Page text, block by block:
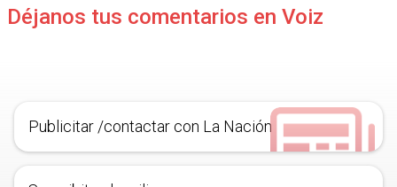
Déjanos tus comentarios en Voiz
Publicitar /contactar con La Nación